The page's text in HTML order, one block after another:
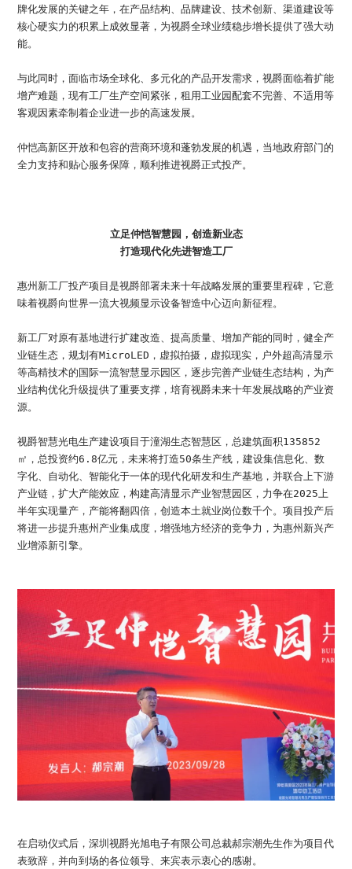
牌化发展的关键之年，在产品结构、品牌建设、技术创新、渠道建设等
核心硬实力的积累上成效显著，为视爵全球业绩稳步增长提供了强大动
能。
与此同时，面临市场全球化、多元化的产品开发需求，视爵面临着扩能
增产难题，现有工厂生产空间紧张，租用工业园配套不完善、不适用等
客观因素牵制着企业进一步的高速发展。
仲恺高新区开放和包容的营商环境和蓬勃发展的机遇，当地政府部门的
全力支持和贴心服务保障，顺利推进视爵正式投产。
立足仲恺智慧园，创造新业态
打造现代化先进智造工厂
惠州新工厂投产项目是视爵部署未来十年战略发展的重要里程碑，它意
味着视爵向世界一流大视频显示设备智造中心迈向新征程。
新工厂对原有基地进行扩建改造、提高质量、增加产能的同时，健全产
业链生态，规划有MicroLED，虚拟拍摄，虚拟现实，户外超高清显示
等高精技术的国际一流智慧显示园区，逐步完善产业链生态结构，为产
业结构优化升级提供了重要支撑，培育视爵未来十年发展战略的产业资
源。
视爵智慧光电生产建设项目于潼湖生态智慧区，总建筑面积135852
㎡，总投资约6.8亿元，未来将打造50条生产线，建设集信息化、数
字化、自动化、智能化于一体的现代化研发和生产基地，并联合上下游
产业链，扩大产能效应，构建高清显示产业智慧园区，力争在2025上
半年实现量产，产能将翻四倍，创造本土就业岗位数千个。项目投产后
将进一步提升惠州产业集成度，增强地方经济的竞争力，为惠州新兴产
业增添新引擎。
在启动仪式后，深圳视爵光旭电子有限公司总裁郝宗潮先生作为项目代
表致辞，并向到场的各位领导、来宾表示衷心的感谢。